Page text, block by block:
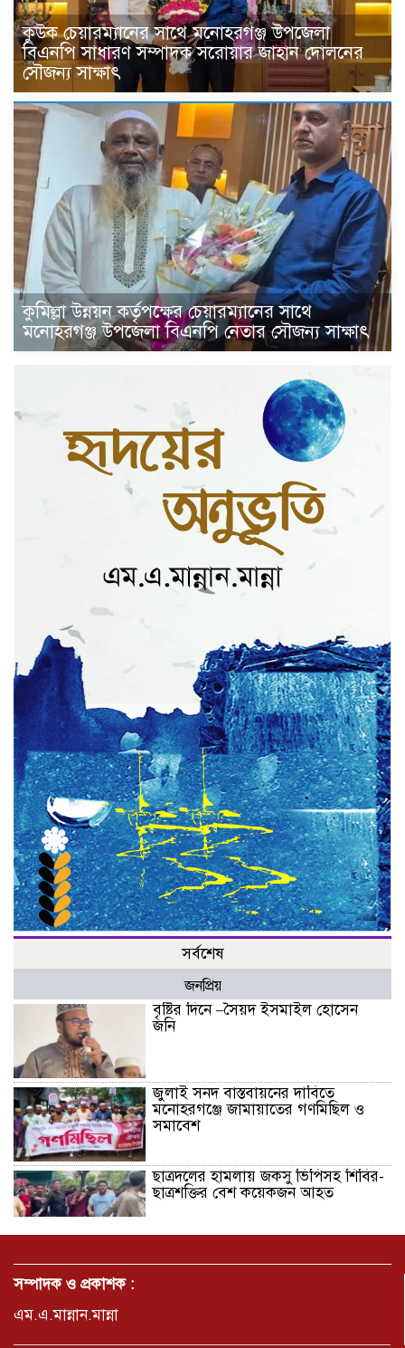
কুউক চেয়ারম্যানের সাথে মনোহরগঞ্জ উপজেলা
বিএনপি সাধারণ সম্পাদক সরোয়ার জাহান দোলনের
সৌজন্য সাক্ষাৎ
কুমিল্লা উন্নয়ন কর্তৃপক্ষের চেয়ারম্যানের সাথে
মনোহরগঞ্জ উপজেলা বিএনপি নেতার সৌজন্য সাক্ষাৎ
সর্বশেষ
জনপ্রিয়
বৃষ্টির দিনে –সৈয়দ ইসমাইল হোসেন
জনি
জুলাই সনদ বাস্তবায়নের দাবিতে
মনোহরগঞ্জে জামায়াতের গণমিছিল ও
সমাবেশ
ছাত্রদলের হামলায় জকসু ভিপিসহ শিবির-
ছাত্রশক্তির বেশ কয়েকজন আহত
মির্জাপুর পূর্ব ৮নং ওয়ার্ড বিএনপির
ভ্রমণ কাহিনী: পদ্মা পারে আনন্দ ভ্রমণ –
সম্পাদক ও প্রকাশক :
এম.এ.মান্নান.মান্না